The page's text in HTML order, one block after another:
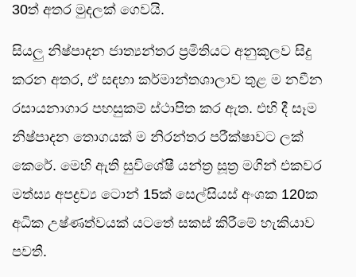
30ත් අතර මුදලක් ගෙවයි.
සියලු නිෂ්පාදන ජාත්‍යන්තර ප්‍රමිතියට අනුකූලව සිදු
කරන අතර, ඒ සඳහා කර්මාන්තශාලාව තුළ ම නවීන
රසායනාගාර පහසුකම් ස්ථාපිත කර ඇත. එහි දී සෑම
නිෂ්පාදන තොගයක් ම නිරන්තර පරීක්ෂාවට ලක්
කෙරේ. මෙහි ඇති සුවිශේෂී යන්ත්‍ර සූත්‍ර මගින් එකවර
මත්ස්‍ය අපද්‍රව්‍ය ටොන් 15ක් සෙල්සියස් අංශක 120ක
අධික උෂ්ණත්වයක් යටතේ සකස් කිරීමේ හැකියාව
පවතී.